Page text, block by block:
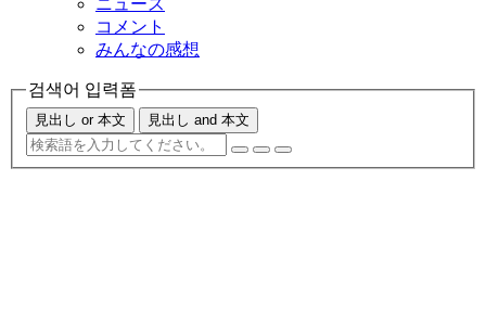
コメント
みんなの感想
검색어 입력폼
見出し or 本文 見出し and 本文